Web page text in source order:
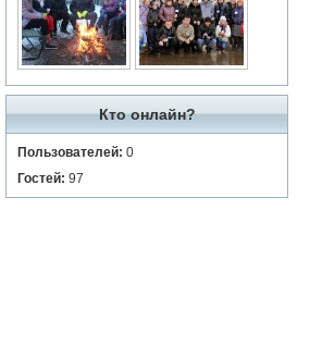
Кто онлайн?
Пользователей: 0
Гостей: 97